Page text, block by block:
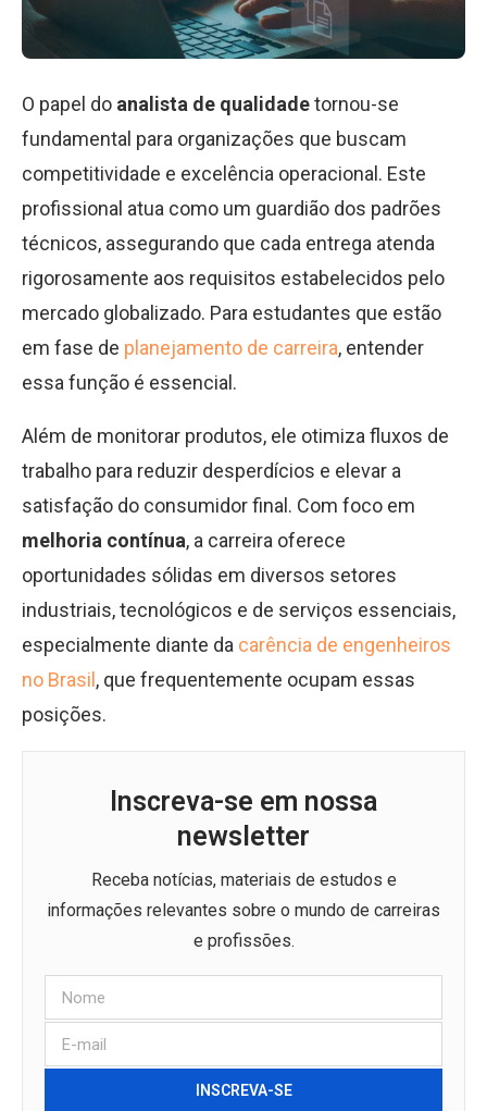
O papel do analista de qualidadetornou-se
fundamental para organizações que buscam
competitividade e excelência operacional. Este
profissional atua como um guardião dos padrões
técnicos, assegurando que cada entrega atenda
rigorosamente aos requisitos estabelecidos pelo
mercado globalizado. Para estudantes que estão
em fase de planejamento de carreira, entender
essa função é essencial.
Além de monitorar produtos, ele otimiza fluxos de
trabalho para reduzir desperdícios e elevar a
satisfação do consumidor final. Com foco em
melhoria contínua, a carreira oferece
oportunidades sólidas em diversos setores
industriais, tecnológicos e de serviços essenciais,
especialmente diante da carência de engenheiros
no Brasil , que frequentemente ocupam essas
posições.
Inscreva-se em nossa
newsletter
Receba notícias, materiais de estudos e
informações relevantes sobre o mundo de carreiras
e profissões.
INSCREVA-SE